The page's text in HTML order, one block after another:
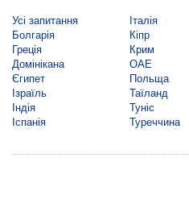
Усі запитання
Болгарія
Греція
Домінікана
Єгипет
Ізраїль
Індія
Іспанія
Італія
Кіпр
Крим
ОАЕ
Польща
Таїланд
Туніс
Туреччина